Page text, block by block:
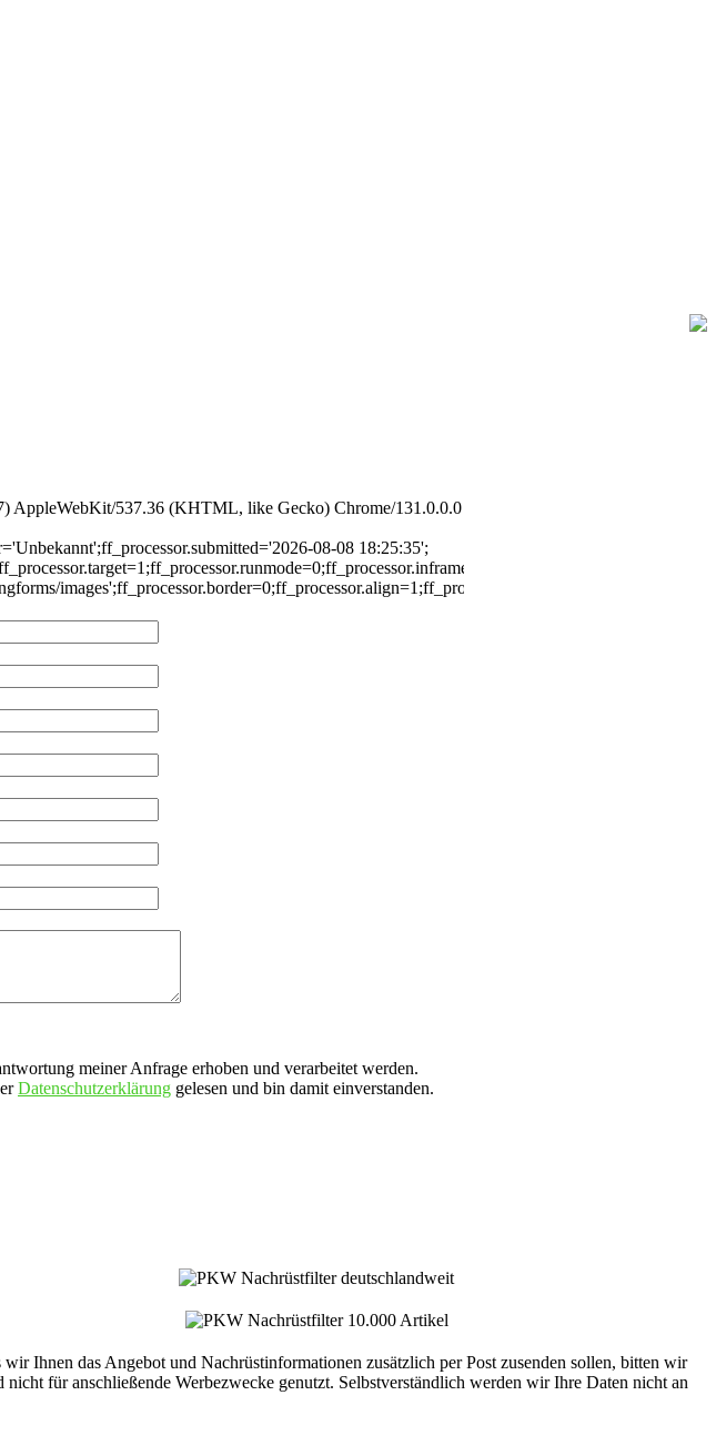
AppleWebKit/537.36 (KHTML, like Gecko) Chrome/131.0.0.0
08-08 18:25:35';
meiner Anfrage erhoben und verarbeitet werden.
Datenschutzerklärung gelesen und bin damit einverstanden.
Ihnen das Angebot und Nachrüstinformationen zusätzlich per Post zusenden sollen, bitten wir
für anschließende Werbezwecke genutzt. Selbstverständlich werden wir Ihre Daten nicht an